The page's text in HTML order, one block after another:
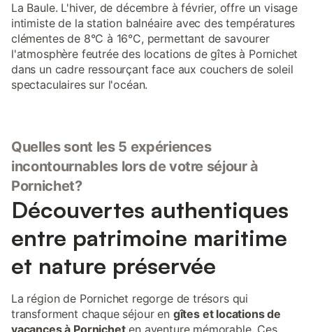
La Baule. L'hiver, de décembre à février, offre un visage
intimiste de la station balnéaire avec des températures
clémentes de 8°C à 16°C, permettant de savourer
l'atmosphère feutrée des locations de gîtes à Pornichet
dans un cadre ressourçant face aux couchers de soleil
spectaculaires sur l'océan.
Quelles sont les 5 expériences
incontournables lors de votre séjour à
Pornichet?
Découvertes authentiques
entre patrimoine maritime
et nature préservée
La région de Pornichet regorge de trésors qui
transforment chaque séjour en gîtes et locations de
vacances à Pornicheten aventure mémorable. Ces